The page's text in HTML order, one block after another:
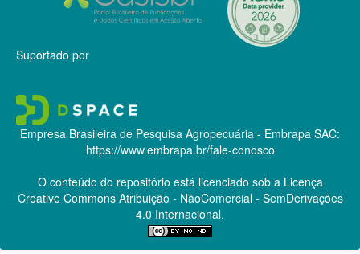
Suportado por
Empresa Brasileira de Pesquisa Agropecuária - Embrapa SAC:
https://www.embrapa.br/fale-conosco
O conteúdo do repositório está licenciado sob a Licença
Creative CommonsAtribuição - NãoComercial - SemDerivações
4.0 Internacional.